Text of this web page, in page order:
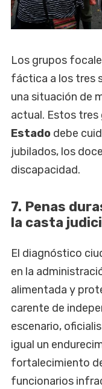
Los grupos
fáctica a los tres
una situación de
actual. Estos tres
Estado debe
jubilados, los
discapacidad.
7. Penas
la casta
El diagnóstico
en la
alimentada y
carente de
escenario,
igual un
fortalecimiento
funcionarios